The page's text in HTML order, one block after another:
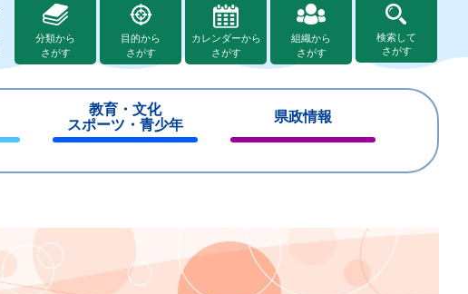
分類から
さがす
目的から
さがす
カレンダーから
さがす
組織から
さがす
検索して
さがす
教育・文化
スポーツ・青少年
じ
県政情報
じ